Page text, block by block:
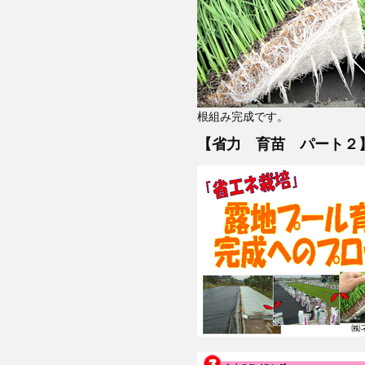
根組み完成です。
【省力 育苗 パート２